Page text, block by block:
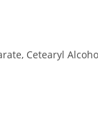
Cetearyl